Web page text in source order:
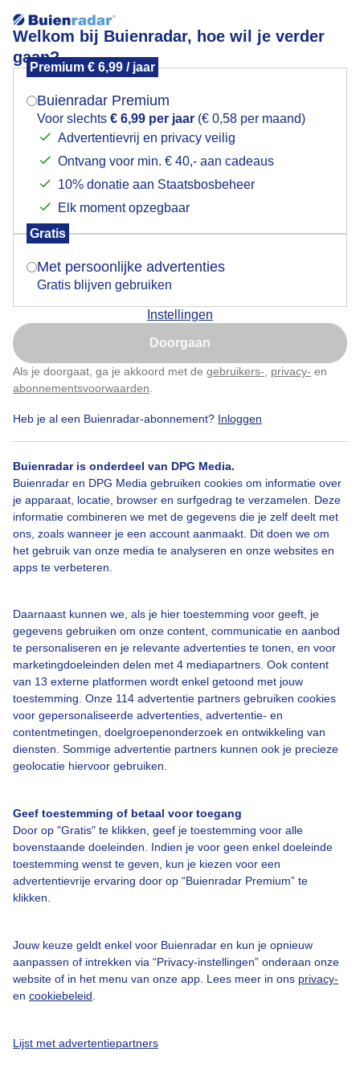
Welkom bij Buienradar, hoe wil je verder
gaan?
Premium € 6,99 / jaar
Buienradar Premium
Voor slechts € 6,99 per jaar (€ 0,58 per maand)
Advertentievrij en privacy veilig
Ontvang voor min. € 40,- aan cadeaus
10% donatie aan Staatsbosbeheer
Elk moment opzegbaar
Gratis
Met persoonlijke advertenties
Gratis blijven gebruiken
Instellingen
Doorgaan
Als je doorgaat, ga je akkoord met de gebruikers- privacy- en
abonnementsvoorwaarden
Heb je al een Buienradar-abonnement? Inloggen
Buienradar is onderdeel van DPG Media.
Buienradar en DPG Media gebruiken cookies om informatie over
je apparaat, locatie, browser en surfgedrag te verzamelen. Deze
informatie combineren we met de gegevens die je zelf deelt met
ons, zoals wanneer je een account aanmaakt. Dit doen we om
het gebruik van onze media te analyseren en onze websites en
apps te verbeteren.
Daarnaast kunnen we, als je hier toestemming voor geeft, je
gegevens gebruiken om onze content, communicatie en aanbod
te personaliseren en je relevante advertenties te tonen, en voor
marketingdoeleinden delen met 4 mediapartners. Ook content
van 13 externe platformen wordt enkel getoond met jouw
toestemming. Onze 114 advertentie partners gebruiken cookies
voor gepersonaliseerde advertenties, advertentie- en
contentmetingen, doelgroepenonderzoek en ontwikkeling van
diensten. Sommige advertentie partners kunnen ook je precieze
geolocatie hiervoor gebruiken.
Geef toestemming of betaal voor toegang
Door op "Gratis" te klikken, geef je toestemming voor alle
bovenstaande doeleinden. Indien je voor geen enkel doeleinde
toestemming wenst te geven, kun je kiezen voor een
advertentievrije ervaring door op “Buienradar Premium” te
klikken.
Jouw keuze geldt enkel voor Buienradar en kun je opnieuw
aanpassen of intrekken via “Privacy-instellingen” onderaan onze
website of in het menu van onze app. Lees meer in ons privacy-
en cookiebeleid
Lijst met advertentiepartners
Rustig mooi zonnig nazomerweer
Door: Martha kivits Gemaakt: 06-09-2025, 42x bekeken
Een moment geduld aub...
Over Buienradar
Bedrijfsgegevens
Veelgestelde vragen
Contact
Gebruikersvoorwaarden
Adverteren
Buienradar Team
Privacy beleid
Privacy instellingen
Gratis weerdata
Buienradar
Mogen we je locatie gebruiken voor het
Indien je hier nog geen akkoord op hebt gegeven,
verschijnt er zo een pop-up uit je browser waarin
Is goed, toon de popup
Nu niet, misschien later
Klik hierom dit aan te passen